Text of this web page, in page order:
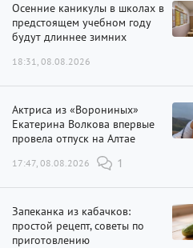
Осенние каникулы в школах в
предстоящем учебном году
будут длиннее зимних
18:31, 08.08.2026
Актриса из «Ворониных»
Екатерина Волкова впервые
провела отпуск на Алтае
17:47, 08.08.2026 1
Запеканка из кабачков:
простой рецепт, советы по
приготовлению